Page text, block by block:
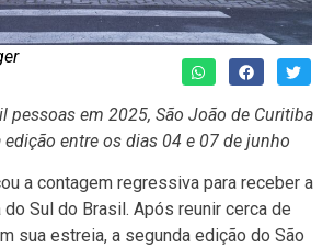
pessoas em 2025, São João de Curitiba
edição entre os dias 04 e 07 de junho
a contagem regressiva para receber a
Sul do Brasil. Após reunir cerca de
sua estreia, a segunda edição do São